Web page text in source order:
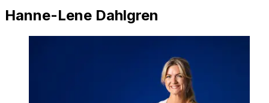
Hanne-Lene Dahlgren